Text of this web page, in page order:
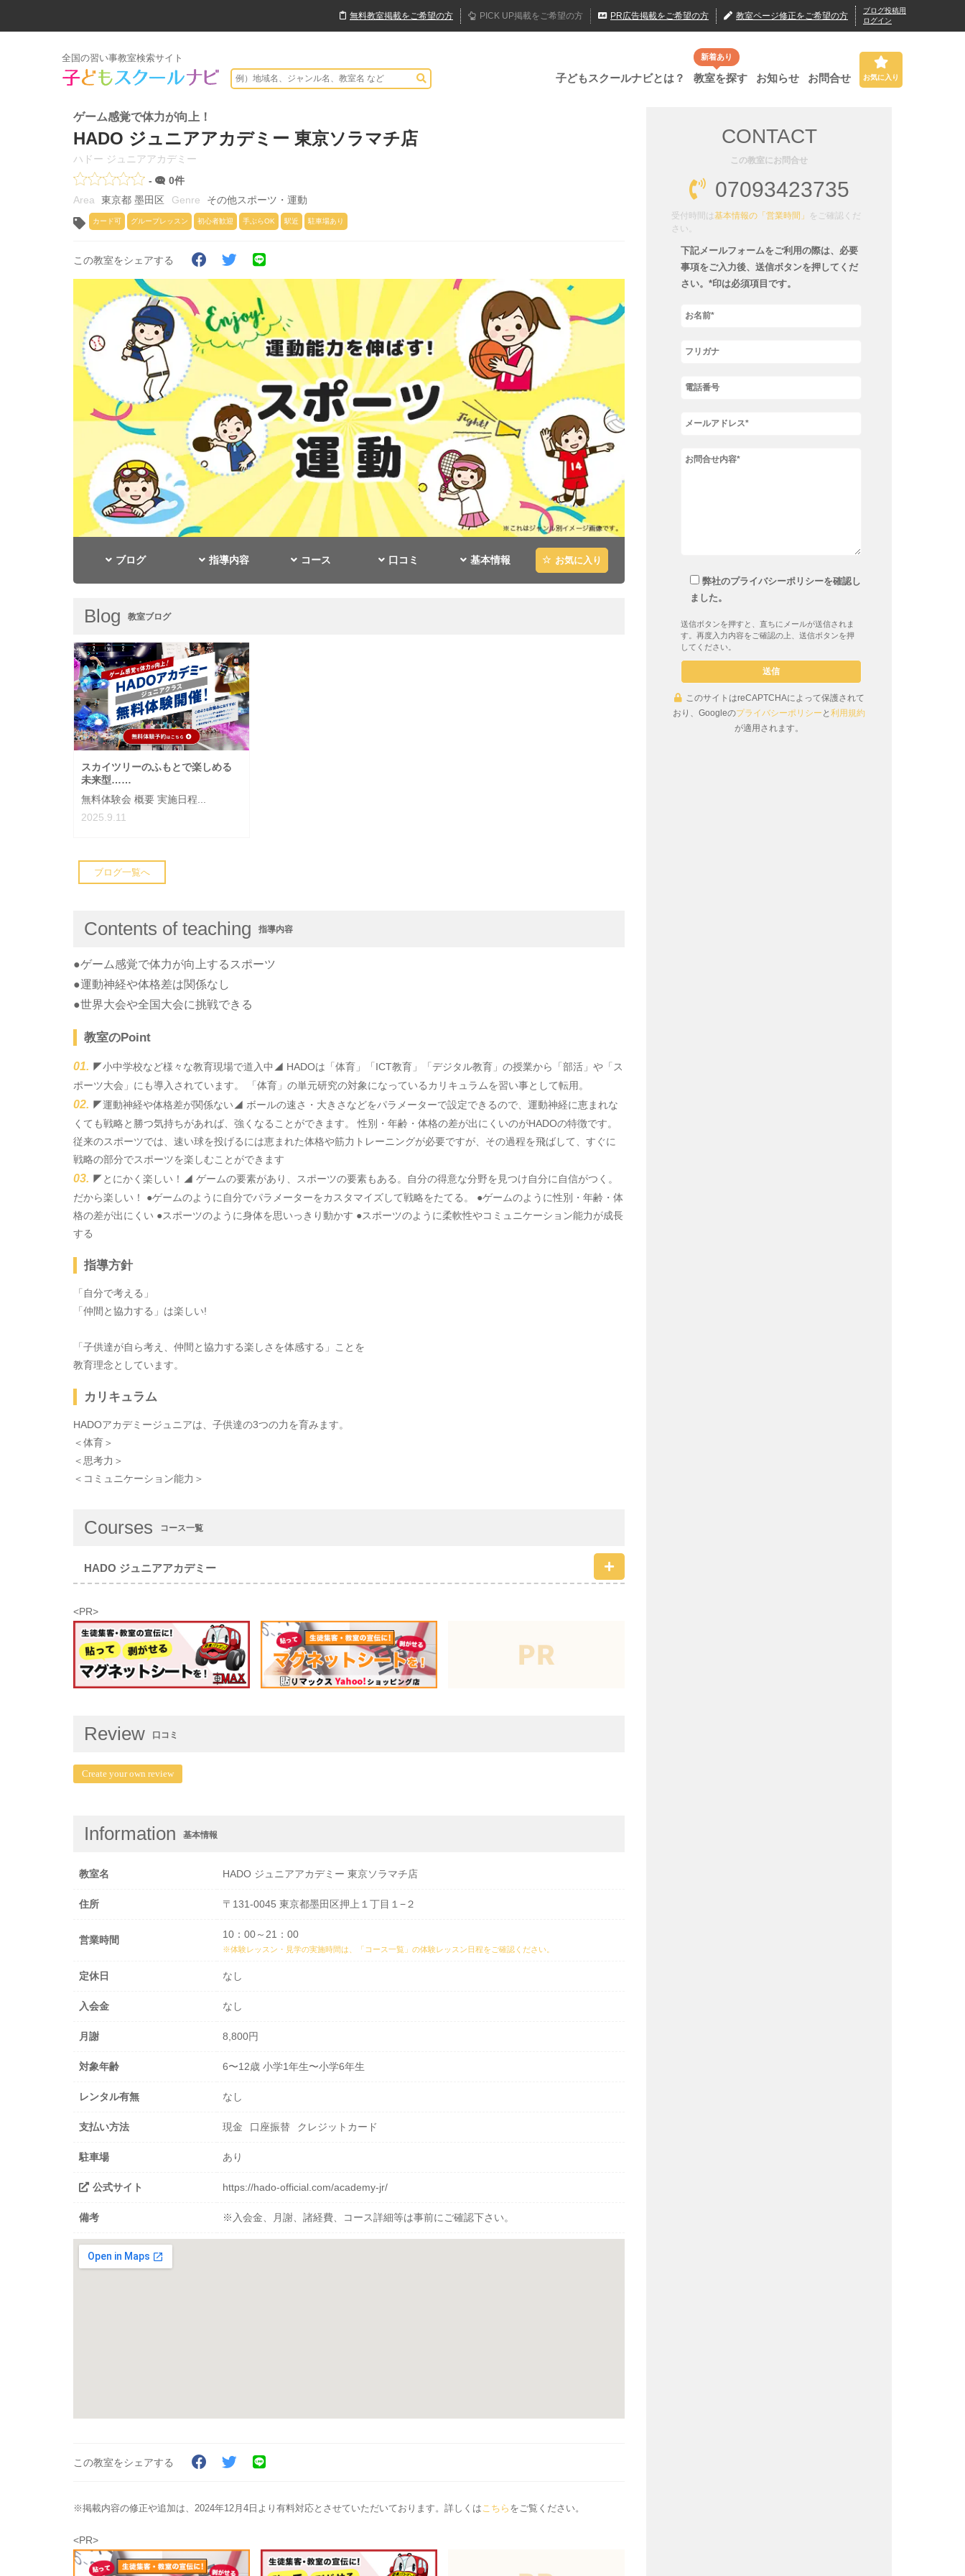
無料教室掲載をご希望の方 PICK UP掲載をご希望の方 PR広告掲載をご希望の方 教室ページ修正をご希望の方
ブログ投稿用
ログイン
全国の習い事教室検索サイト
子どもスクールナビとは？
新着あり
教室を探す お知らせ お問合せ お気に入り
ゲーム感覚で体力が向上！
HADO ジュニアアカデミー 東京ソラマチ店
ハドー ジュニアアカデミー
-
0件
東京都 墨田区
その他スポーツ・運動
カード可 グループレッスン 初心者歓迎 手ぶらOK 駅近 駐車場あり
この教室をシェアする
ブログ 指導内容 コース 口コミ 基本情報 お気に入り
Blog 教室ブログ
スカイツリーのふもとで楽しめる
未来型……
無料体験会 概要 実施日程...
2025.9.11
ブログ一覧へ
Contents of teaching 指導内容
●ゲーム感覚で体力が向上するスポーツ
●運動神経や体格差は関係なし
●世界大会や全国大会に挑戦できる
教室のPoint
◤小中学校など様々な教育現場で道入中◢ HADOは「体育」「ICT教育」「デジタル教育」の授業から「部活」や「ス
ポーツ大会」にも導入されています。 「体育」の単元研究の対象になっているカリキュラムを習い事として転用。
◤運動神経や体格差が関係ない◢ ボールの速さ・大きさなどをパラメーターで設定できるので、運動神経に恵まれな
くても戦略と勝つ気持ちがあれば、強くなることができます。 性別・年齢・体格の差が出にくいのがHADOの特徴です。
従来のスポーツでは、速い球を投げるには恵まれた体格や筋力トレーニングが必要ですが、その過程を飛ばして、すぐに
戦略の部分でスポーツを楽しむことができます
◤とにかく楽しい！◢ ゲームの要素があり、スポーツの要素もある。自分の得意な分野を見つけ自分に自信がつく。
だから楽しい！ ●ゲームのように自分でパラメーターをカスタマイズして戦略をたてる。 ●ゲームのように性別・年齢・体
格の差が出にくい ●スポーツのように身体を思いっきり動かす ●スポーツのように柔軟性やコミュニケーション能力が成長
する
指導方針
「自分で考える」
「仲間と協力する」は楽しい!
「子供達が自ら考え、仲間と協力する楽しさを体感する」ことを
教育理念としています。
カリキュラム
HADOアカデミージュニアは、子供達の3つの力を育みます。
＜体育＞
＜思考力＞
＜コミュニケーション能力＞
Courses コース一覧
HADO ジュニアアカデミー
<PR>
Review 口コミ
Create your own review
Information 基本情報
教室名 HADO ジュニアアカデミー 東京ソラマチ店
住所 〒131-0045 東京都墨田区押上１丁目１−２
営業時間 10：00～21：00
※体験レッスン・見学の実施時間は、 「コース一覧」の体験レッスン日程をご確認ください。
定休日 なし
入会金 なし
月謝 8,800円
対象年齢 6〜12歳 小学1年生〜小学6年生
レンタル有無 なし
支払い方法 現金 口座振替 クレジットカード
駐車場 あり
公式サイト https://hado-official.com/academy-jr/
備考 ※入会金、月謝、諸経費、コース詳細等は事前にご確認下さい。
この教室をシェアする
※掲載内容の修正や追加は、2024年12月4日より有料対応とさせていただいております。詳しくは こちら をご覧ください。
<PR>
CONTACT
この教室にお問合せ
07093423735
受付時間は基本情報の「営業時間」
をご確認くだ
さい。
下記メールフォームをご利用の際は、必要
事項をご入力後、送信ボタンを押してくだ
さい。*印は必須項目です。
弊社のプライバシーポリシーを確認し
ました。
送信ボタンを押すと、直ちにメールが送信されま
す。再度入力内容をご確認の上、送信ボタンを押
してください。
このサイトはreCAPTCHAによって保護されて
おり、Googleのプライバシーポリシー と 利用規約
が適用されます。